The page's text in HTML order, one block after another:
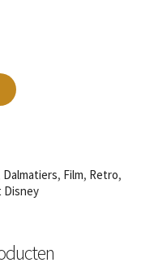
Dalmatiers, Film, Retro,
Disney